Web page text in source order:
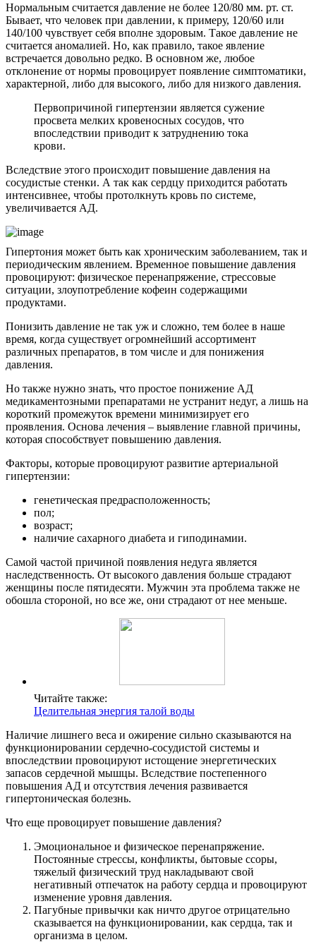
Нормальным считается давление не более 120/80 мм. рт. ст.
Бывает, что человек при давлении, к примеру, 120/60 или
140/100 чувствует себя вполне здоровым. Такое давление не
считается аномалией. Но, как правило, такое явление
встречается довольно редко. В основном же, любое
отклонение от нормы провоцирует появление симптоматики,
характерной, либо для высокого, либо для низкого давления.
Первопричиной гипертензии является сужение
просвета мелких кровеносных сосудов, что
впоследствии приводит к затруднению тока
крови.
Вследствие этого происходит повышение давления на
сосудистые стенки. А так как сердцу приходится работать
интенсивнее, чтобы протолкнуть кровь по системе,
увеличивается АД.
Гипертония может быть как хроническим заболеванием, так и
периодическим явлением. Временное повышение давления
провоцируют: физическое перенапряжение, стрессовые
ситуации, злоупотребление кофеин содержащими
продуктами.
Понизить давление не так уж и сложно, тем более в наше
время, когда существует огромнейший ассортимент
различных препаратов, в том числе и для понижения
давления.
Но также нужно знать, что простое понижение АД
медикаментозными препаратами не устранит недуг, а лишь на
короткий промежуток времени минимизирует его
проявления. Основа лечения – выявление главной причины,
которая способствует повышению давления.
Факторы, которые провоцируют развитие артериальной
гипертензии:
генетическая предрасположенность;
пол;
возраст;
наличие сахарного диабета и гиподинамии.
Самой частой причиной появления недуга является
наследственность. От высокого давления больше страдают
женщины после пятидесяти. Мужчин эта проблема также не
обошла стороной, но все же, они страдают от нее меньше.
Читайте также:
Целительная энергия талой воды
Наличие лишнего веса и ожирение сильно сказываются на
функционировании сердечно-сосудистой системы и
впоследствии провоцируют истощение энергетических
запасов сердечной мышцы. Вследствие постепенного
повышения АД и отсутствия лечения развивается
гипертоническая болезнь.
Что еще провоцирует повышение давления?
Эмоциональное и физическое перенапряжение.
Постоянные стрессы, конфликты, бытовые ссоры,
тяжелый физический труд накладывают свой
негативный отпечаток на работу сердца и провоцируют
изменение уровня давления.
Пагубные привычки как ничто другое отрицательно
сказывается на функционировании, как сердца, так и
организма в целом.